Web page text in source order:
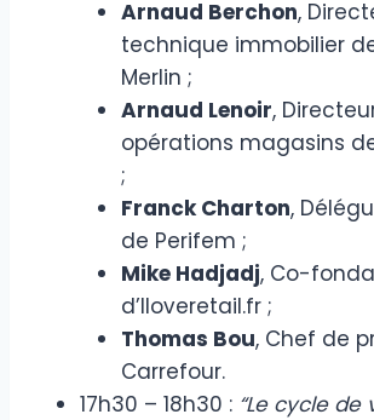
Arnaud Berchon,
technique immobilier
Merlin ;
Arnaud Lenoir,
opérations magasins
;
Franck Charton,
de Perifem ;
Mike Hadjadj, Co-
d’Iloveretail.fr ;
Thomas Bou, Chef de
Carrefour.
17h30 – 18h30 : “Le cycle de